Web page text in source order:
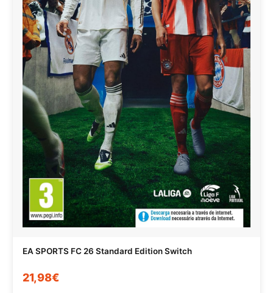
EA SPORTS FC 26 Standard Edition Switch
21,98€